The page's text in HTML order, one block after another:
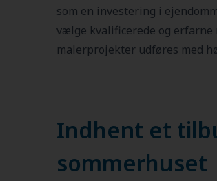
som en investering i
vælge kvalificerede og erfarne
malerprojekter udføres med
Indhent et
sommerhuset